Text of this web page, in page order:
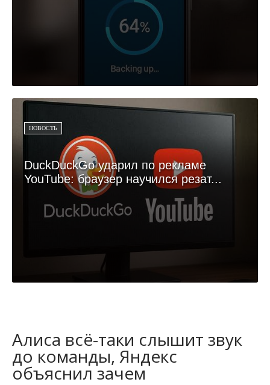
НОВОСТЬ
DuckDuckGo ударил по рекламе
YouTube: браузер научился резат...
Алиса всё-таки слышит звук
до команды, Яндекс
объяснил зачем